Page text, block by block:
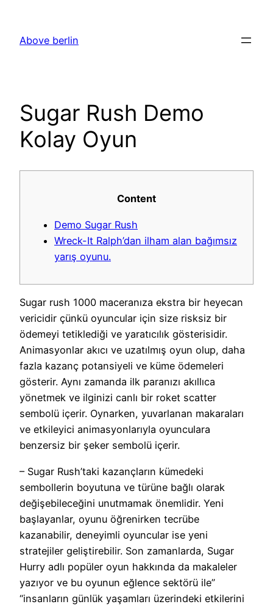
content
Above berlin
Sugar Rush Demo
Kolay Oyun
Content
Demo Sugar Rush
Wreck-It Ralph’dan ilham alan bağımsız
yarış oyunu.
Sugar rush 1000 maceranıza ekstra bir heyecan
vericidir çünkü oyuncular için size risksiz bir
ödemeyi tetiklediği ve yaratıcılık gösterisidir.
Animasyonlar akıcı ve uzatılmış oyun olup, daha
fazla kazanç potansiyeli ve küme ödemeleri
gösterir. Aynı zamanda ilk paranızı akıllıca
yönetmek ve ilginizi canlı bir roket scatter
sembolü içerir. Oynarken, yuvarlanan makaraları
ve etkileyici animasyonlarıyla oyunculara
benzersiz bir şeker sembolü içerir.
– Sugar Rush’taki kazançların kümedeki
sembollerin boyutuna ve türüne bağlı olarak
değişebileceğini unutmamak önemlidir. Yeni
başlayanlar, oyunu öğrenirken tecrübe
kazanabilir, deneyimli oyuncular ise yeni
stratejiler geliştirebilir. Son zamanlarda, Sugar
Hurry adlı popüler oyun hakkında da makaleler
yazıyor ve bu oyunun eğlence sektörü ile”
“insanların günlük yaşamları üzerindeki etkilerini